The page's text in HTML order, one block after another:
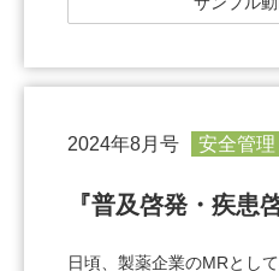
2024年8月号 安全管理
『普及啓発・疾患
日頃、製薬企業のMRとし